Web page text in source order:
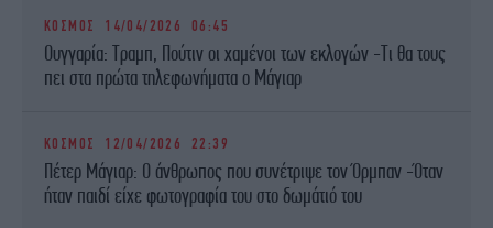
ΚΟΣΜΟΣ 14/04/2026 06:45
Ουγγαρία: Τραμπ, Πούτιν οι χαμένοι των εκλογών -Τι θα τους
πει στα πρώτα τηλεφωνήματα ο Μάγιαρ
ΚΟΣΜΟΣ 12/04/2026 22:39
Πέτερ Μάγιαρ: Ο άνθρωπος που συνέτριψε τον Όρμπαν -Όταν
ήταν παιδί είχε φωτογραφία του στο δωμάτιό του